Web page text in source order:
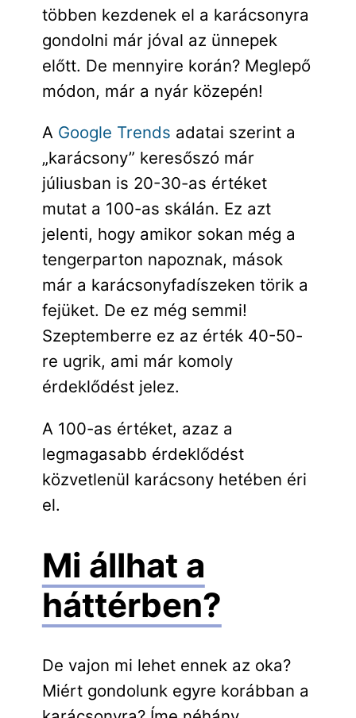
többen kezdenek el a karácsonyra
gondolni már jóval az ünnepek
előtt. De mennyire korán? Meglepő
módon, már a nyár közepén!
A Google Trends adatai szerint a
„karácsony” keresőszó már
júliusban is 20-30-as értéket
mutat a 100-as skálán. Ez azt
jelenti, hogy amikor sokan még a
tengerparton napoznak, mások
már a karácsonyfadíszeken törik a
fejüket. De ez még semmi!
Szeptemberre ez az érték 40-50-
re ugrik, ami már komoly
érdeklődést jelez.
A 100-as értéket, azaz a
legmagasabb érdeklődést
közvetlenül karácsony hetében éri
el.
Mi állhat a
háttérben?
De vajon mi lehet ennek az oka?
Miért gondolunk egyre korábban a